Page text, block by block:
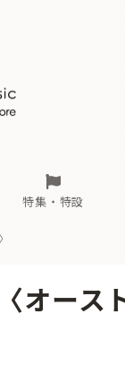
と オーケストラ
特集・特設
推す！間違いないオ
スケジュール
さ な
とスケジュール
さ
ース